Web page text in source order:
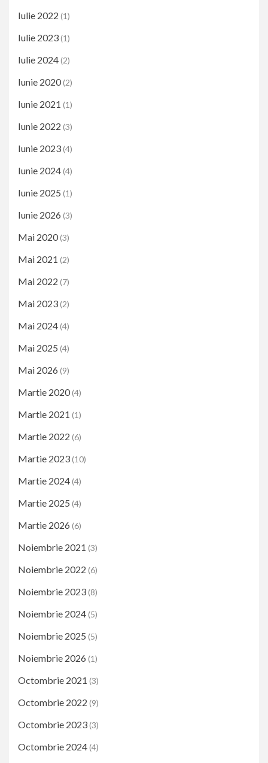
Iulie 2022 (1)
Iulie 2023(1)
Iulie 2024(2)
Iunie 2020(2)
Iunie 2021 (1)
Iunie 2022 (3)
Iunie 2023(4)
Iunie 2024(4)
Iunie 2025 (1)
Iunie 2026 (3)
Mai 2020(3)
Mai 2021 (2)
Mai 2022 (7)
Mai 2023(2)
Mai 2024(4)
Mai 2025 (4)
Mai 2026 (9)
Martie 2020(4)
Martie 2021 (1)
Martie 2022 (6)
Martie 2023(10)
Martie 2024(4)
Martie 2025 (4)
Martie 2026 (6)
Noiembrie 2021 (3)
Noiembrie 2022 (6)
Noiembrie 2023(8)
Noiembrie 2024(5)
Noiembrie 2025 (5)
Noiembrie 2026 (1)
Octombrie 2021 (3)
Octombrie 2022 (9)
Octombrie 2023(3)
Octombrie 2024(4)